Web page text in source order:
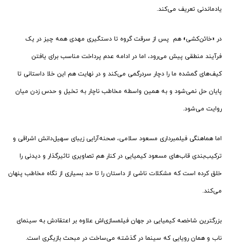
یادماندنی تعریف می‌کند.
در «خائن‌کشی» هم پس از سرقت گروه تا دستگیری مهدی همه چیز در یک
فرآیند منطقی پیش می‌رود، اما در ادامه عدم پرداخت مناسب برای یافتن
کیف‌های گمشده ما را دچار سردرگمی می‌کند و در نهایت هم این خلا داستانی تا
پایان حل نمی‌شود و به همین واسطه مخاطب ناچار به تخیل و حدس زدن میان
روایت می‌شود.
اما هماهنگی فیلمبرداری مسعود سلامی، صحنه‌آرایی زیبای سهیل‌دانش اشراقی و
ترکیب‌بندی قاب‌های مسعود کیمیایی در کنار هم تصاویری تاثیرگذار و دیدنی را
خلق کرده است که مشکلات ناشی از داستان را تا حد بسیاری از نگاه مخاطب پنهان
می‌کند.
بزرگترین شاخصه کیمیایی در جهان فیلمسازی‌اش علاوه بر اعتقادش به سینمای
ناب و همان رویایی که سینما در گذشته می‌ساخت در مبحث بازیگری است.